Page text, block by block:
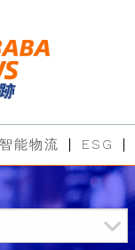
智能物流 ESG